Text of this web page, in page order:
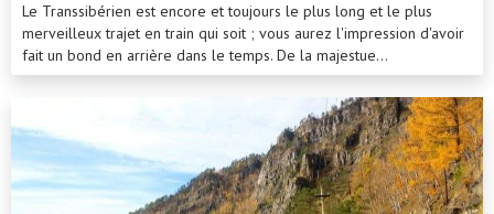
Le Transsibérien est encore et toujours le plus long et le plus
merveilleux trajet en train qui soit ; vous aurez l'impression d'avoir
fait un bond en arrière dans le temps. De la majestue...